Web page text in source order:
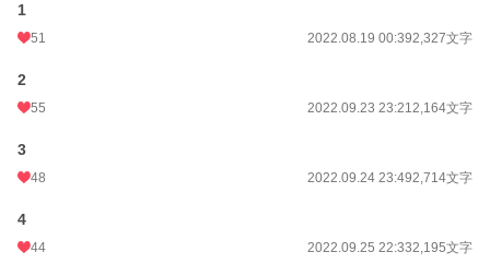
1
51 2022.08.19 00:392,327文字
2
55 2022.09.23 23:212,164文字
3
48 2022.09.24 23:492,714文字
4
44 2022.09.25 22:332,195文字